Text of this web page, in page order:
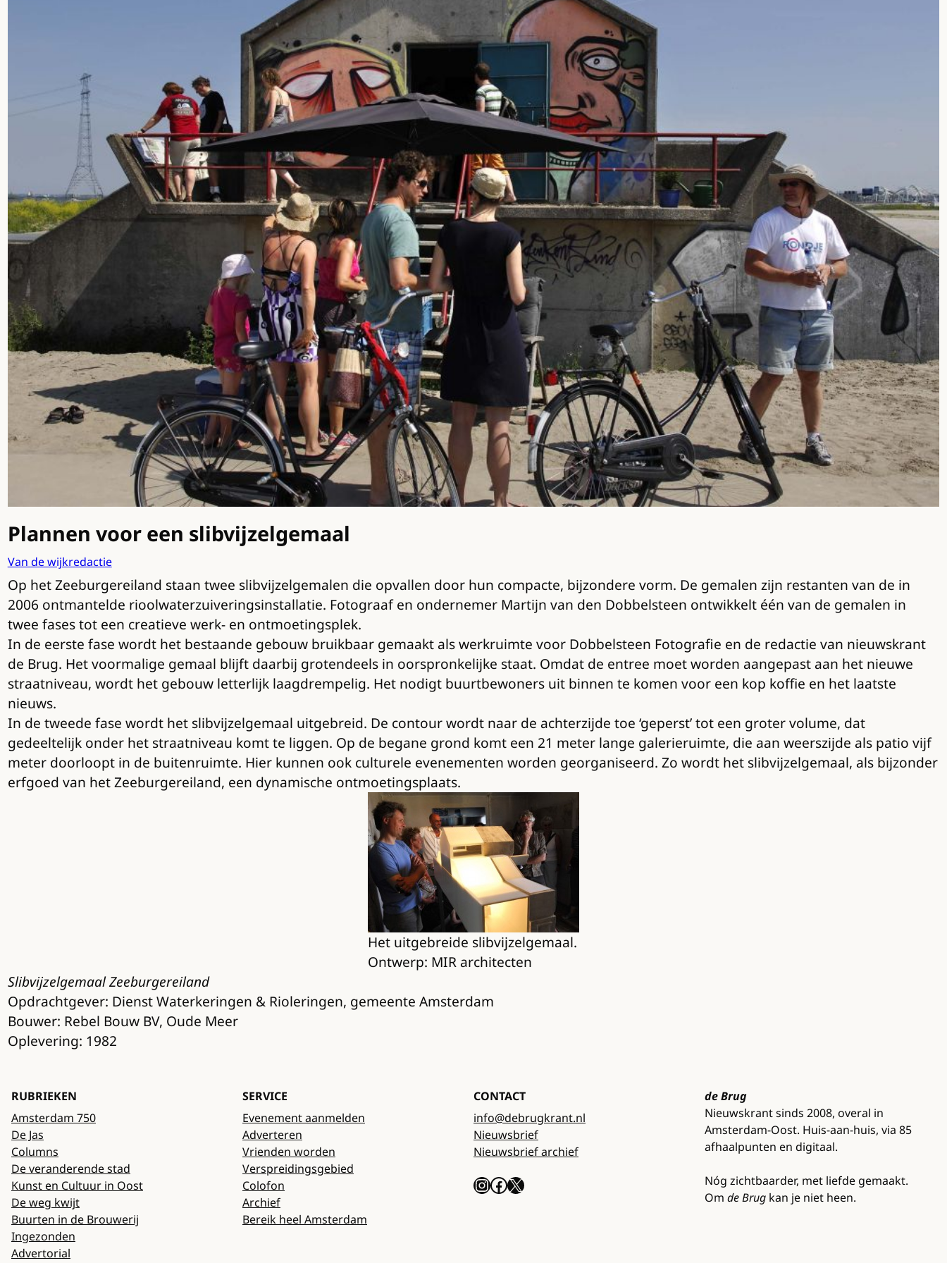
Plannen voor een slibvijzelgemaal
Van de wijkredactie
Op het Zeeburgereiland staan twee slibvijzelgemalen die opvallen door hun compacte, bijzondere vorm. De gemalen zijn restanten van de in
2006 ontmantelde rioolwaterzuiveringsinstallatie. Fotograaf en ondernemer Martijn van den Dobbelsteen ontwikkelt één van de gemalen in
twee fases tot een creatieve werk- en ontmoetingsplek.
In de eerste fase wordt het bestaande gebouw bruikbaar gemaakt als werkruimte voor Dobbelsteen Fotografie en de redactie van nieuwskrant
de Brug. Het voormalige gemaal blijft daarbij grotendeels in oorspronkelijke staat. Omdat de entree moet worden aangepast aan het nieuwe
straatniveau, wordt het gebouw letterlijk laagdrempelig. Het nodigt buurtbewoners uit binnen te komen voor een kop koffie en het laatste
nieuws.
In de tweede fase wordt het slibvijzelgemaal uitgebreid. De contour wordt naar de achterzijde toe ‘geperst’ tot een groter volume, dat
gedeeltelijk onder het straatniveau komt te liggen. Op de begane grond komt een 21 meter lange galerieruimte, die aan weerszijde als patio vijf
meter doorloopt in de buitenruimte. Hier kunnen ook culturele evenementen worden georganiseerd. Zo wordt het slibvijzelgemaal, als bijzonder
erfgoed van het Zeeburgereiland, een dynamische ontmoetingsplaats.
Het uitgebreide slibvijzelgemaal.
Ontwerp: MIR architecten
Slibvijzelgemaal Zeeburgereiland
Opdrachtgever: Dienst Waterkeringen & Rioleringen, gemeente Amsterdam
Bouwer: Rebel Bouw BV, Oude Meer
Oplevering: 1982
RUBRIEKEN
Amsterdam 750
De Jas
Columns
De veranderende stad
Kunst en Cultuur in Oost
De weg kwijt
Buurten in de Brouwerij
Ingezonden
Advertorial
SERVICE
Evenement aanmelden
Adverteren
Vrienden worden
Verspreidingsgebied
Colofon
Archief
Bereik heel Amsterdam
CONTACT
info@debrugkrant.nl
Nieuwsbrief
Nieuwsbrief archief
InstagramFacebook X
de Brug
Nieuwskrant sinds 2008, overal in
Amsterdam-Oost. Huis-aan-huis, via 85
afhaalpunten en digitaal.
Nóg zichtbaarder, met liefde gemaakt.
Om de Brug kan je niet heen.